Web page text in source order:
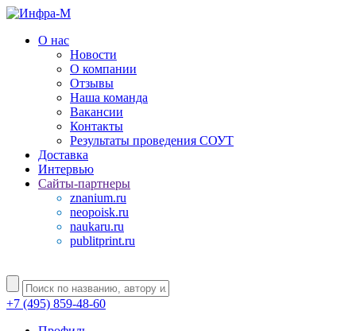
О нас
Новости
О компании
Отзывы
Наша команда
Вакансии
Контакты
Результаты проведения СОУТ
Доставка
Интервью
Сайты-партнеры
znanium.ru
neopoisk.ru
naukaru.ru
publitprint.ru
+7 (495) 859-48-60